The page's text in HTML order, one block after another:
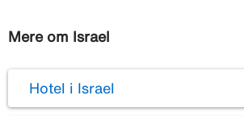
Mere om Israel
Hotel i Israel